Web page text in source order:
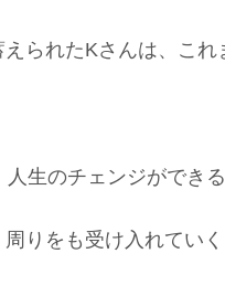
られたKさんは、こ
生のチェンジができ
りをも受け入れてい